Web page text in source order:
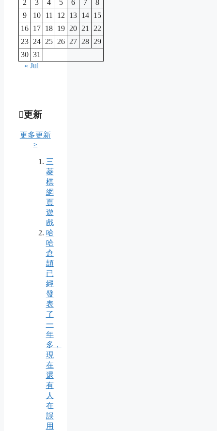
2 3 4 5 6 7
8
9
10 11 12 13 14 15
16 17 18 19 20 21 22
23 24 25 26 27 28 29
30 31
« Jul
更新
更多更新
>
三
菱
棋
網
頁
遊
戲
哈
哈
倉
頡
已
經
發
表
了
一
年
多，
現
在
還
有
人
在
誤
用